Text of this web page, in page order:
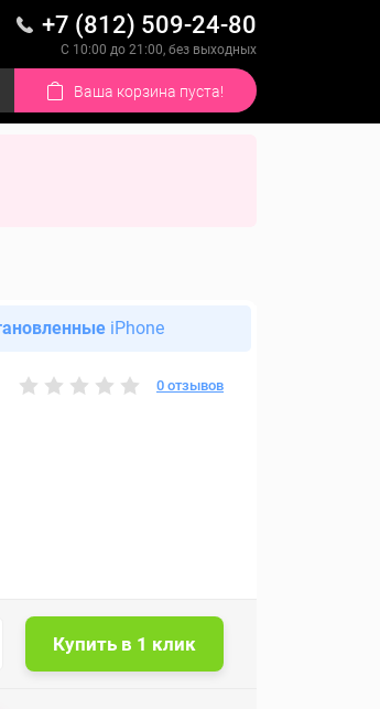
+7 (812) 509-24-80
С 10:00 до 21:00, без выходных
Ваша корзина пуста!
iPhone
0 отзывов